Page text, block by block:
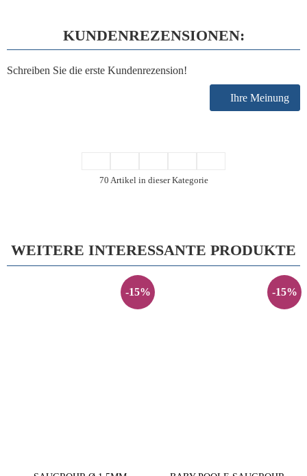
KUNDENREZENSIONEN:
Schreiben Sie die erste Kundenrezension!
Ihre Meinung
70 Artikel in dieser Kategorie
WEITERE INTERESSANTE PRODUKTE
-15% -15%